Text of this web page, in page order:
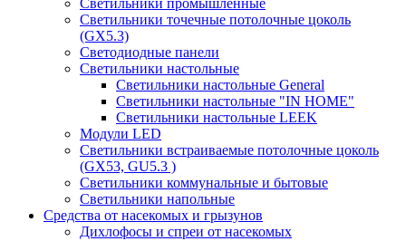
Светильники промышленные
Светильники точечные потолочные цоколь
(GX5.3)
Светодиодные панели
Cветильники настольные
Светильники настольные General
Светильники настольные "IN HOME"
Светильники настольные LEEK
Модули LED
Светильники встраиваемые потолочные цоколь
(GX53, GU5.3 )
Светильники коммунальные и бытовые
Светильники напольные
Средства от насекомых и грызунов
Дихлофосы и спреи от насекомых